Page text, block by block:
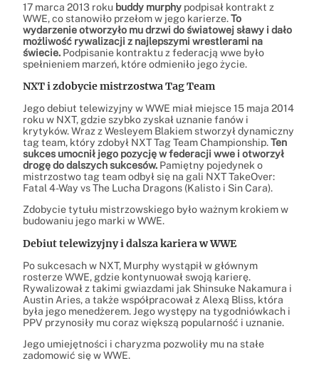
17 marca 2013 roku buddy murphy podpisał kontrakt z
WWE, co stanowiło przełom w jego karierze.To
wydarzenie otworzyło mu drzwi do światowej sławy i dało
możliwość rywalizacji z najlepszymi wrestlerami na
świecie. Podpisanie kontraktu z federacją wwe było
spełnieniem marzeń, które odmieniło jego życie.
NXT i zdobycie mistrzostwa Tag Team
Jego debiut telewizyjny w WWE miał miejsce 15 maja 2014
roku w NXT, gdzie szybko zyskał uznanie fanów i
krytyków. Wraz z Wesleyem Blakiem stworzył dynamiczny
tag team, który zdobył NXT Tag Team Championship.Ten
sukces umocnił jego pozycję w federacji wwe i otworzył
drogę do dalszych sukcesów. Pamiętny pojedynek o
mistrzostwo tag team odbył się na gali NXT TakeOver:
Fatal 4-Way vs The Lucha Dragons (Kalisto i Sin Cara).
Zdobycie tytułu mistrzowskiego było ważnym krokiem w
budowaniu jego marki w WWE.
Debiut telewizyjny i dalsza kariera w WWE
Po sukcesach w NXT, Murphy wystąpił w głównym
rosterze WWE, gdzie kontynuował swoją karierę.
Rywalizował z takimi gwiazdami jak Shinsuke Nakamura i
Austin Aries, a także współpracował z Alexą Bliss, która
była jego menedżerem. Jego występy na tygodniówkach i
PPV przynosiły mu coraz większą popularność i uznanie.
Jego umiejętności i charyzma pozwoliły mu na stałe
zadomowić się w WWE.